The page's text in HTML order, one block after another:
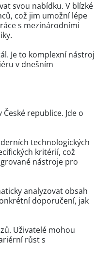
svou nabídku. V blízké
což jim umožní lépe
s mezinárodními
Je to komplexní nástroj
v dnešním
republice. Jde o
technologických
kritérií, což
nástroje pro
analyzovat obsah
doporučení, jak
Uživatelé mohou
růst s